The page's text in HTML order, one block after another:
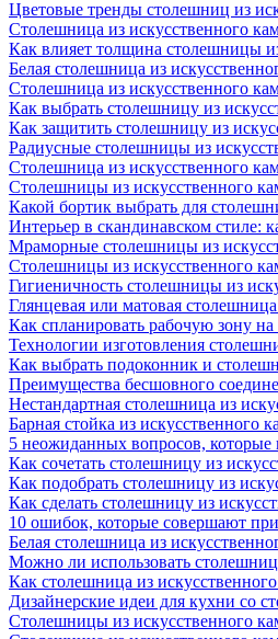
Цветовые тренды столешниц из
Столешница из искусственного
Как влияет толщина столешницы
Белая столешница из
Столешница из искусственного
Как выбрать столешницу из
Как защитить столешницу из
Радиусные столешницы из
Столешница из искусственного
Столешницы из искусственного
Какой бортик выбрать для
Интерьер в скандинавском стиле:
Мраморные столешницы из
Столешницы из искусственного
Гигиеничность столешницы из
Глянцевая или матовая
Как спланировать рабочую зону
Технологии изготовления
Как выбрать подоконник и
Преимущества бесшовного
Нестандартная столешница из
Барная стойка из искусственного
5 неожиданных вопросов, которые
Как сочетать столешницу из
Как подобрать столешницу из
Как сделать столешницу из
10 ошибок, которые совершают
Белая столешница из
Можно ли использовать
Как столешница из
Дизайнерские идеи для кухни со
Столешницы из искусственного